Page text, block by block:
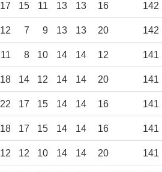
17 15 11 13 13 16 142
12 7 9 13 13 20 142
11 8 10 14 14 12 141
18 14 12 14 14 20 141
22 17 15 14 14 16 141
18 17 15 14 14 16 141
12 12 10 14 14 20 141